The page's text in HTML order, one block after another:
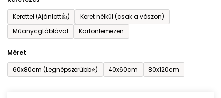
Kerettel (Ajánlott👍)
Keret nélkül (csak a vászon)
Műanyagtáblával
Kartonlemezen
Méret
60x80cm (Legnépszerűbb⭐)
40x60cm 80x120cm